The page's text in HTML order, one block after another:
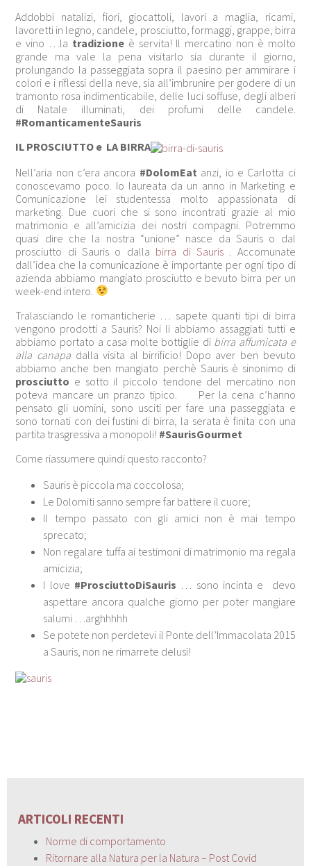
Addobbi natalizi, fiori, giocattoli, lavori a maglia, ricami,
lavoretti in legno, candele, prosciutto, formaggi, grappe, birra
e vino …la tradizioneè servita! Il mercatino non è molto
grande ma vale la pena visitarlo sia durante il giorno,
prolungando la passeggiata sopra il paesino per ammirare i
colori e i riflessi della neve, sia all’imbrunire per godere di un
tramonto rosa indimenticabile, delle luci soffuse, degli alberi
di Natale illuminati, dei profumi delle candele.
#RomanticamenteSauris
IL PROSCIUTTO e LA BIRRA
Nell’aria non c’era ancora #DolomEat anzi, io e Carlotta ci
conoscevamo poco. Io laureata da un anno in Marketing e
Comunicazione lei studentessa molto appassionata di
marketing. Due cuori che si sono incontrati grazie al mio
matrimonio e all’amicizia dei nostri compagni. Potremmo
quasi dire che la nostra “unione” nasce da Sauris o dal
prosciutto di Sauris o dalla birra di Sauris. Accomunate
dall’idea che la comunicazione è importante per ogni tipo di
azienda abbiamo mangiato prosciutto e bevuto birra per un
week-end intero.
Tralasciando le romanticherie … sapete quanti tipi di birra
vengono prodotti a Sauris? Noi li abbiamo assaggiati tutti e
abbiamo portato a casa molte bottiglie di birra affumicata e
alla canapadalla visita al birrificio! Dopo aver ben bevuto
abbiamo anche ben mangiato perchè Sauris è sinonimo di
prosciutto e sotto il piccolo tendone del mercatino non
poteva mancare un pranzo tipico. Per la cena c’hanno
pensato gli uomini, sono usciti per fare una passeggiata e
sono tornati con dei fustini di birra, la serata è finita con una
partita trasgressiva a monopoli! #SaurisGourmet
Come riassumere quindi questo racconto?
Sauris è piccola ma coccolosa;
Le Dolomiti sanno sempre far battere il cuore;
Il tempo passato con gli amici non è mai tempo
sprecato;
Non regalare tuffa ai testimoni di matrimonio ma regala
amicizia;
I love #ProsciuttoDiSauris … sono incinta e devo
aspettare ancora qualche giorno per poter mangiare
salumi …arghhhhh
Se potete non perdetevi il Ponte dell’Immacolata 2015
a Sauris, non ne rimarrete delusi!
ARTICOLI RECENTI
Norme di comportamento
Ritornare alla Natura per la Natura – Post Covid